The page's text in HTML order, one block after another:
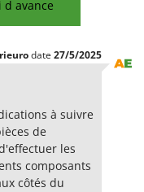
avance
date 27/5/2025
à suivre
de
les
composants
côtés du